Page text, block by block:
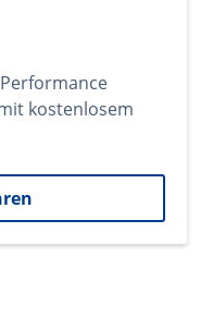
kostenlosem